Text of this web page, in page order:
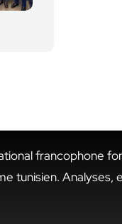
francophone
tunisien.